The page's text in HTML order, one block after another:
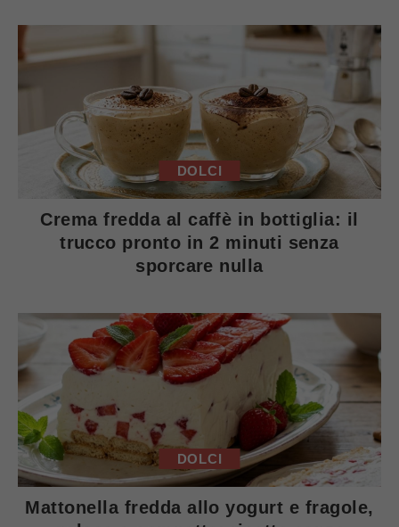
DOLCI
Crema fredda al caffè in bottiglia: il
trucco pronto in 2 minuti senza
sporcare nulla
DOLCI
Mattonella fredda allo yogurt e fragole,